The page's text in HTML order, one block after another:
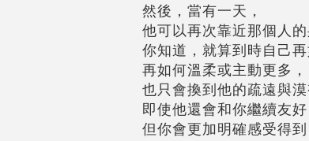
然後，當有一天，
他可以再次靠近那個人的
你知道，就算到時自己再
再如何溫柔或主動更多，
也只會換到他的疏遠與漠
即使他還會和你繼續友好
但你會更加明確感受得到